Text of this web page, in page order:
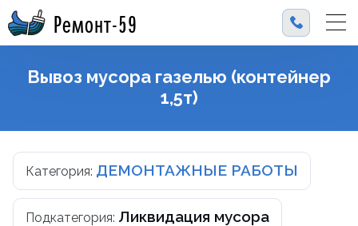
Ремонт-59
Вывоз мусора газелью (контейнер
1,5т)
Категория: ДЕМОНТАЖНЫЕ РАБОТЫ
Подкатегория: Ликвидация мусора